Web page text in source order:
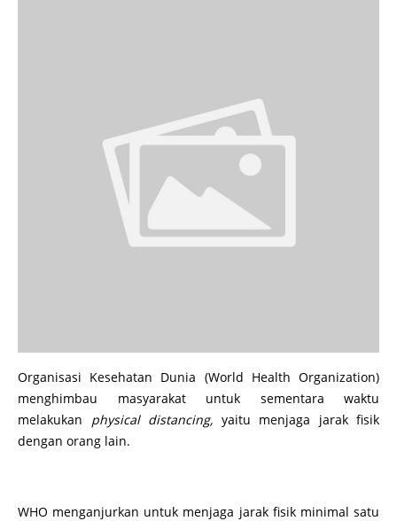
Organisasi Kesehatan Dunia (World Health Organization)
menghimbau masyarakat untuk sementara waktu
melakukan physical distancing, yaitu menjaga jarak fisik
dengan orang lain.
WHO menganjurkan untuk menjaga jarak fisik minimal satu